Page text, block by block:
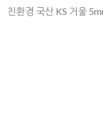
친환경 국산 KS 거울